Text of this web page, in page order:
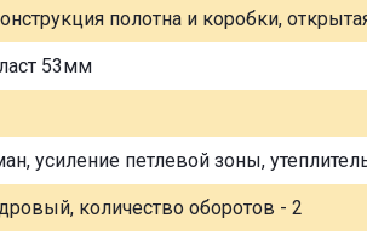
полотна и коробки,
53мм
усиление петлевой зоны,
количество оборотов - 2